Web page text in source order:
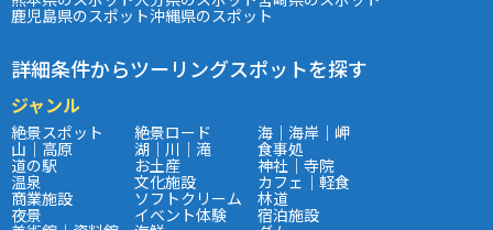
鹿児島県のスポット沖縄県のスポット
詳細条件からツーリングスポットを探す
ジャンル
絶景スポット 絶景ロード 海｜海岸｜岬
山｜高原 湖｜川｜滝 食事処
道の駅 お土産 神社｜寺院
温泉 文化施設 カフェ｜軽食
商業施設 ソフトクリーム 林道
夜景 イベント体験 宿泊施設